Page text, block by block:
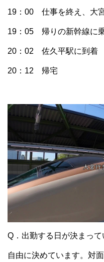
19：00 仕事を終え、大
19：05 帰りの新幹線に
20：02 佐久平駅に到着
20：12 帰宅
Q．出勤する日が決まって
自由に決めています。対